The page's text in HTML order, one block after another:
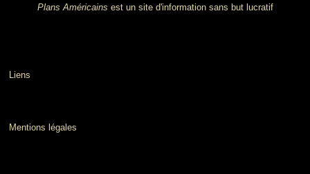
Plans Américains est un site d'information sans but lucratif
Liens
Mentions légales